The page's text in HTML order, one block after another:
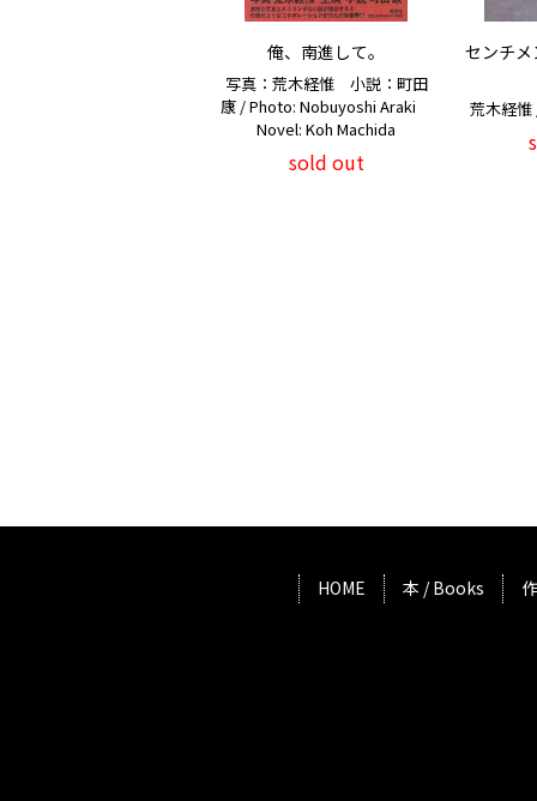
俺、南進して。
写真：荒木経惟 小説：町田
康 / Photo: Nobuyoshi Araki
Novel: Koh Machida
sold out
センチ
荒木経
HOME 本 / Books